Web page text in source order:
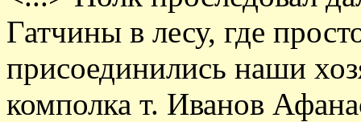
Гатчины в лесу, где
присоединились наши
комполка т. Иванов